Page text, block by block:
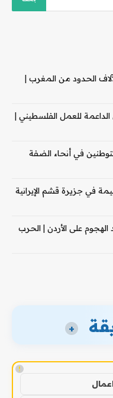
الحدود من المغرب |
للعمل الفلسطيني |
في أنحاء الضفة
في جزيرة قشم الإيرانية
على الأردن | الحرب
+
!